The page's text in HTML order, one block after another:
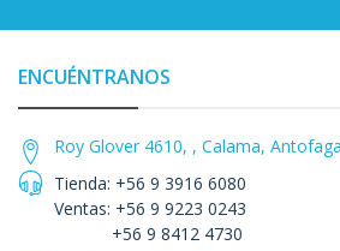
ENCUÉNTRANOS
Roy Glover 4610, , Calama,
Tienda: +56 9 3916 6080
Ventas: +56 9 9223 0243
+56 9 8412 4730